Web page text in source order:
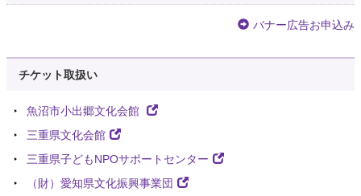
バナー広告お申込み
チケット取扱い
魚沼市小出郷文化会館
三重県文化会館
三重県子どもNPOサポートセンター
（財）愛知県文化振興事業団